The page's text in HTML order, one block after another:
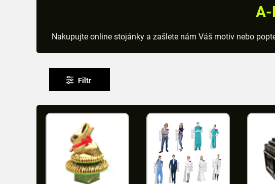
A-
Nakupujte online stojánky a zašlete nám Váš motiv nebo
Filtr